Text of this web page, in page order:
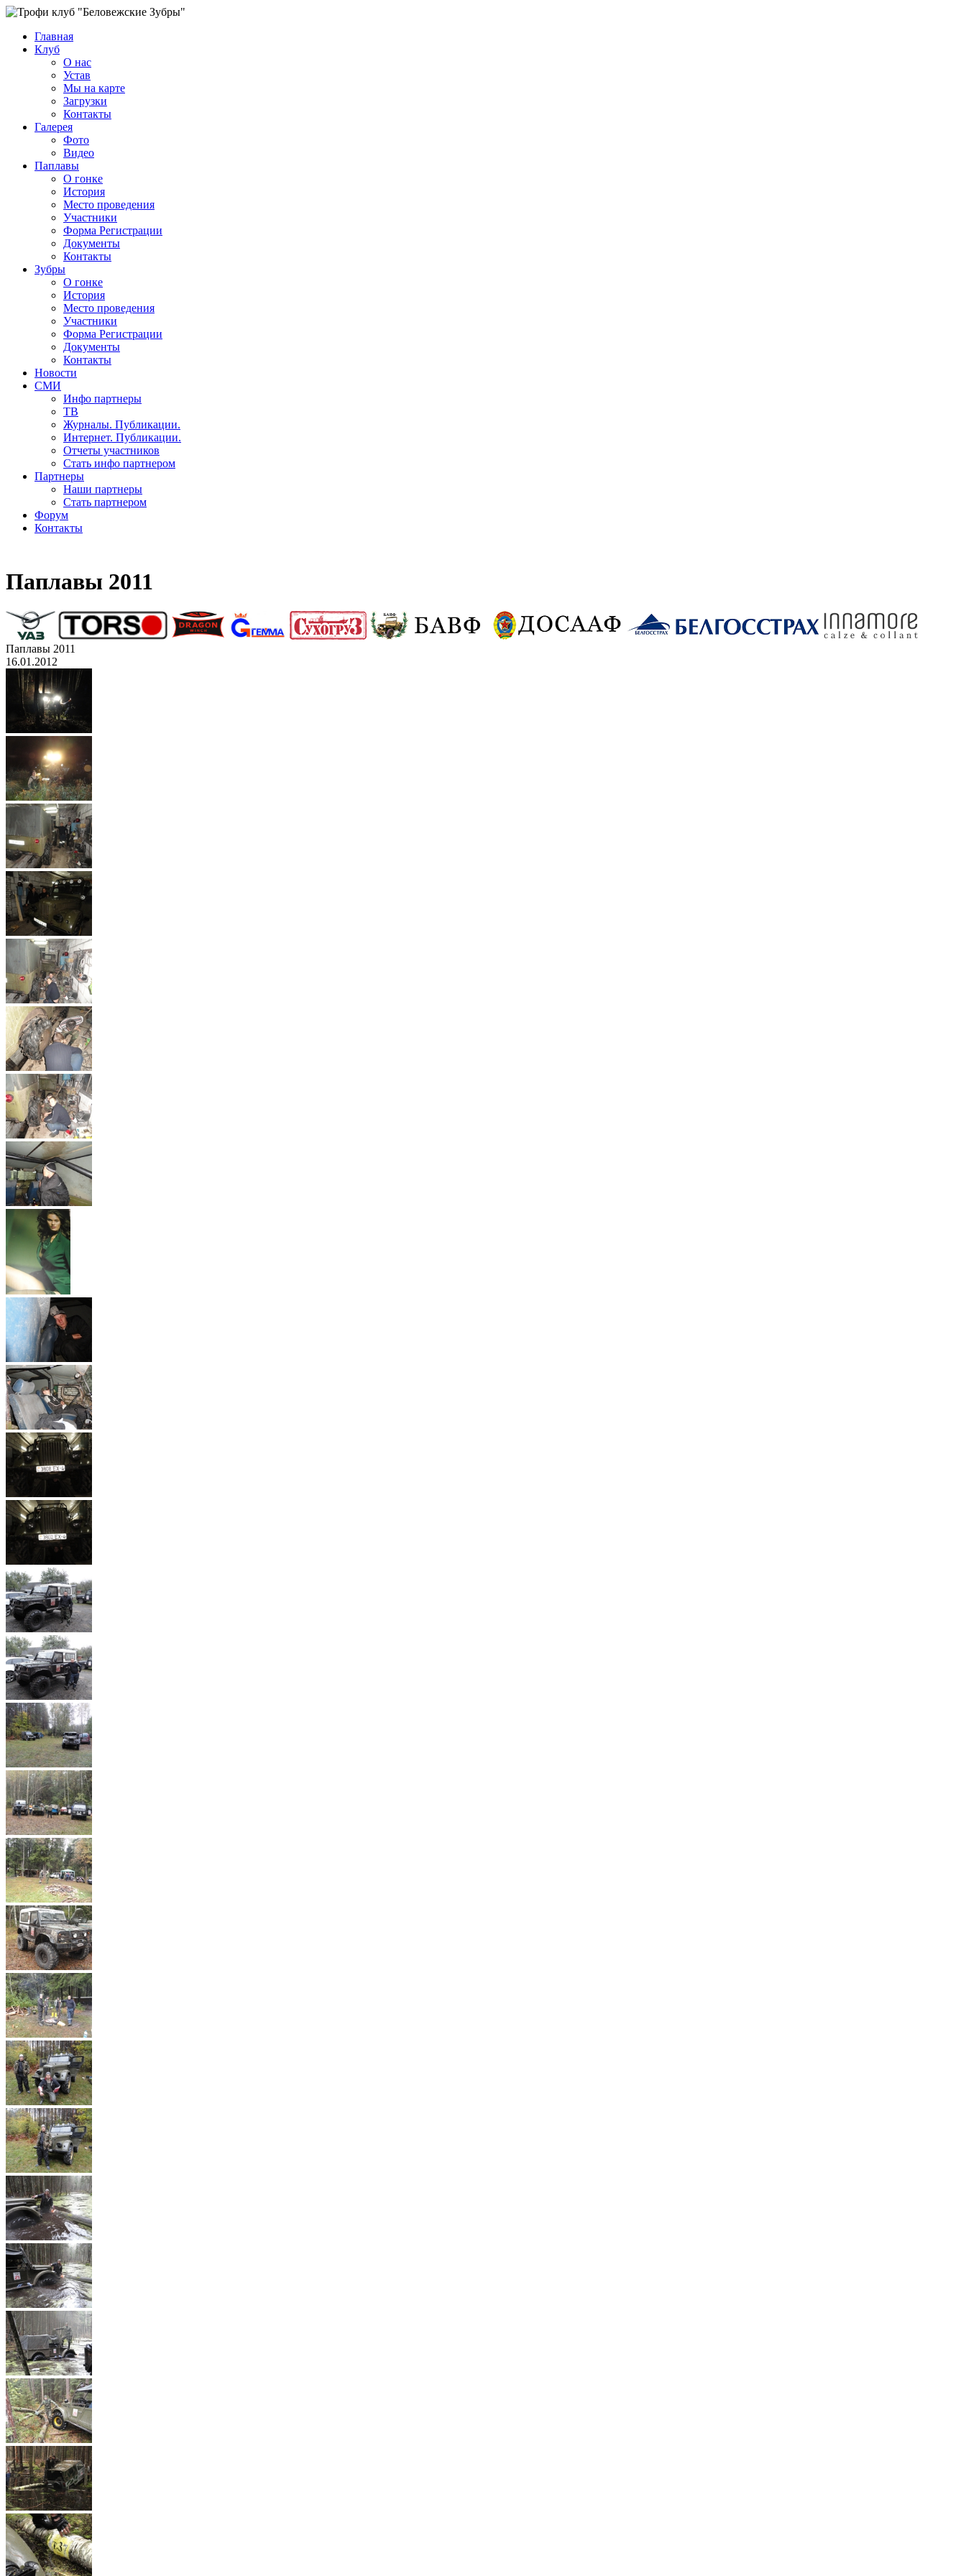
Главная
Клуб
О нас
Устав
Мы на карте
Загрузки
Контакты
Галерея
Фото
Видео
Паплавы
О гонке
История
Место проведения
Участники
Форма Регистрации
Документы
Контакты
Зубры
О гонке
История
Место проведения
Участники
Форма Регистрации
Документы
Контакты
Новости
СМИ
Инфо партнеры
ТВ
Журналы. Публикации.
Интернет. Публикации.
Отчеты участников
Стать инфо партнером
Партнеры
Наши партнеры
Стать партнером
Форум
Контакты
Паплавы 2011
Паплавы 2011
16.01.2012